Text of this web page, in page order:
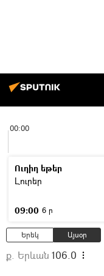
00:00
Ուղիղ եթեր
Լուրեր
09:00 6 ր
Երեկ Այսօր
ք. Երևան 106.0